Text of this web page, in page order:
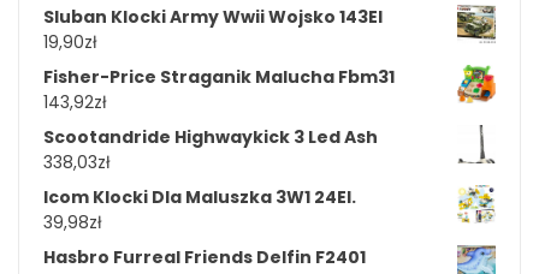
Sluban Klocki Army Wwii Wojsko 143El
19,90zł
Fisher-Price Straganik Malucha Fbm31
143,92zł
Scootandride Highwaykick 3 Led Ash
338,03zł
Icom Klocki Dla Maluszka 3W1 24El.
39,98zł
Hasbro Furreal Friends Delfin F2401